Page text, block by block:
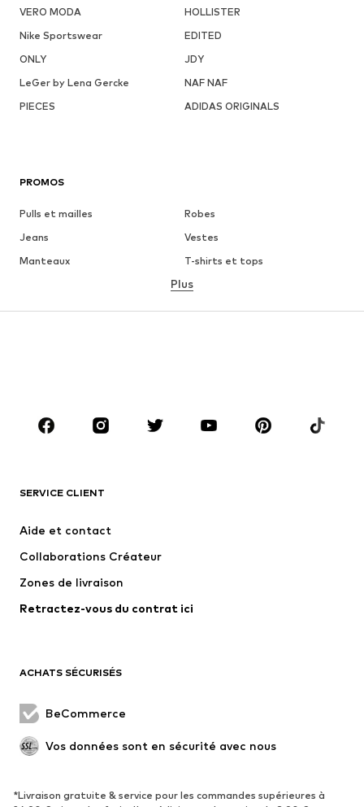
VERO MODA
HOLLISTER
Nike Sportswear
EDITED
ONLY
JDY
LeGer by Lena Gercke
NAF NAF
PIECES
ADIDAS ORIGINALS
PROMOS
Pulls et mailles
Robes
Jeans
Vestes
Manteaux
T-shirts et tops
Lingerie
Jupes
Blouses et tuniques
Accessoires
Premium
Nouveautés
Lingerie
Manteaux
Jupes
Occasions spéciales
Nouveautés Tendance
Plus
SERVICE CLIENT
Aide et contact
Collaborations Créateur
Zones de livraison
Retractez-vous du contrat ici
ACHATS SÉCURISÉS
BeCommerce
Vos données sont en sécurité avec nous
*Livraison gratuite & service pour les commandes supérieures à